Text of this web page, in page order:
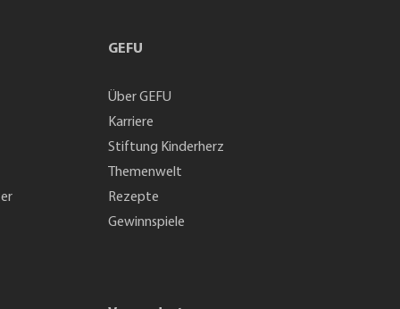
GEFU
Über GEFU
Karriere
Stiftung Kinderherz
Themenwelt
Rezepte
Gewinnspiele